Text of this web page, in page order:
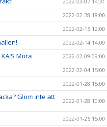
2022-02-28 18:00
2022-02-15 12:00
2022-02-14 14:00
Mora 2022-02-09 09:00
2022-02-04 15:00
2022-01-28 15:00
Glöm inte att
2022-01-28 10:00
2022-01-26 15:00